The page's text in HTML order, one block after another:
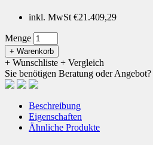
inkl. MwSt €21.409,29
Menge
+ Warenkorb
+ Wunschliste + Vergleich
Sie benötigen Beratung oder Angebot?
Beschreibung
Eigenschaften
Ähnliche Produkte